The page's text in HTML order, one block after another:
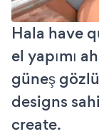
Hala have
el yapımı
güneş
designs
create.